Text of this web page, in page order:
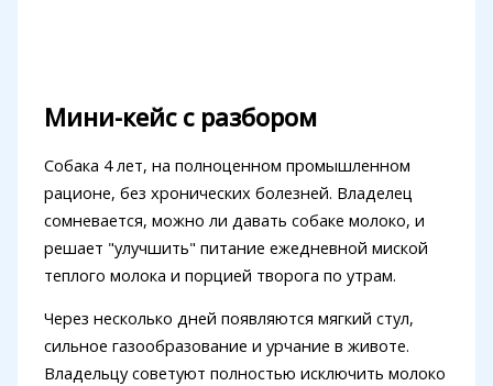
Мини-кейс с разбором
Собака 4 лет, на полноценном промышленном
рационе, без хронических болезней. Владелец
сомневается, можно ли давать собаке молоко, и
решает "улучшить" питание ежедневной миской
теплого молока и порцией творога по утрам.
Через несколько дней появляются мягкий стул,
сильное газообразование и урчание в животе.
Владельцу советуют полностью исключить молоко